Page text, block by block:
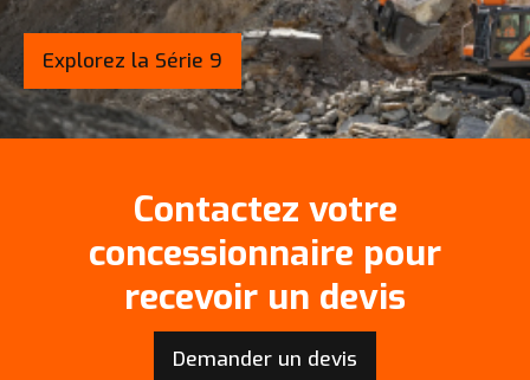
Explorez la Série 9
Contactez votre
concessionnaire pour
recevoir un devis
Demander un devis